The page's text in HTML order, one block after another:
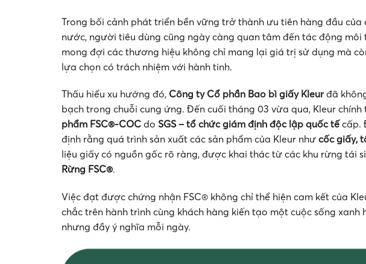
Trong bối cảnh phát triển bền vững trở thành ưu tiên hàng đầu
nước, người tiêu dùng cũng ngày càng quan tâm đến tác động
mong đợi các thương hiệu không chỉ mang lại giá trị sử dụng mà
lựa chọn có trách nhiệm với hành tinh.
Thấu hiểu xu hướng đó, Công ty Cổ phần Bao bì giấy Kleur đã
bạch trong chuỗi cung ứng. Đến cuối tháng 03 vừa qua, Kleur
phẩm FSC®-COC do SGS – tổ chức giám định độc lập quốc tếcấp.
định rằng quá trình sản xuất các sản phẩm của Kleur như cốc giấy,
liệu giấy có nguồn gốc rõ ràng, được khai thác từ các khu rừng tái
Rừng FSC®.
Việc đạt được chứng nhận FSC® không chỉ thể hiện cam kết của
chắc trên hành trình cùng khách hàng kiến tạo một cuộc sống
nhưng đầy ý nghĩa mỗi ngày.